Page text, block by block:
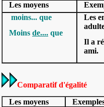
Les moyens
moins... que
Moins de....que
Les
Il a
ami.
Comparatif d'égalité
Les moyens